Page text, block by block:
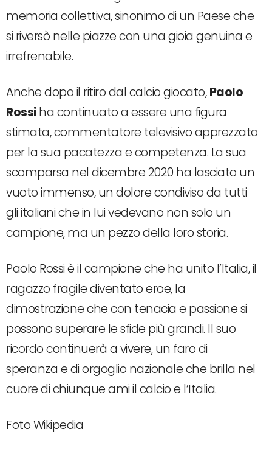
memoria collettiva, sinonimo di un Paese che
si riversò nelle piazze con una gioia genuina e
irrefrenabile.
Anche dopo il ritiro dal calcio giocato,Paolo
Rossiha continuato a essere una figura
stimata, commentatore televisivo apprezzato
per la sua pacatezza e competenza. La sua
scomparsa nel dicembre 2020 ha lasciato un
vuoto immenso, un dolore condiviso da tutti
gli italiani che in lui vedevano non solo un
campione, ma un pezzo della loro storia.
Paolo Rossi è il campione che ha unito l’Italia, il
ragazzo fragile diventato eroe, la
dimostrazione che con tenacia e passione si
possono superare le sfide più grandi. Il suo
ricordo continuerà a vivere, un faro di
speranza e di orgoglio nazionale che brilla nel
cuore di chiunque ami il calcio e l’Italia.
Foto Wikipedia